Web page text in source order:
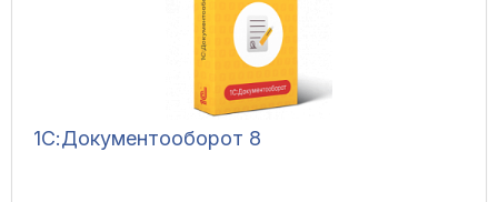
1С:Документооборот 8